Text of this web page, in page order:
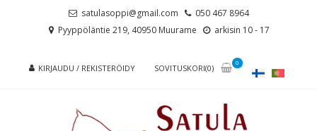
satulasoppi@gmail.com
050 467 8964
Pyyppöläntie 219, 40950 Muurame
arkisin 10 - 17
KIRJAUDU / REKISTERÖIDY SOVITUSKORI(0)
0